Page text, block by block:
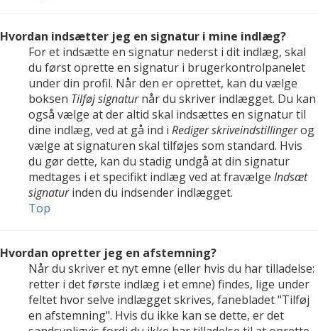
Hvordan indsætter jeg en signatur i mine indlæg?
For et indsætte en signatur nederst i dit indlæg, skal
du først oprette en signatur i brugerkontrolpanelet
under din profil. Når den er oprettet, kan du vælge
boksen Tilføj signaturnår du skriver indlægget. Du kan
også vælge at der altid skal indsættes en signatur til
dine indlæg, ved at gå ind i Rediger skriveindstillingerog
vælge at signaturen skal tilføjes som standard. Hvis
du gør dette, kan du stadig undgå at din signatur
medtages i et specifikt indlæg ved at fravælge Indsæt
signaturinden du indsender indlægget.
Top
Hvordan opretter jeg en afstemning?
Når du skriver et nyt emne (eller hvis du har tilladelse:
retter i det første indlæg i et emne) findes, lige under
feltet hvor selve indlægget skrives, fanebladet "Tilføj
en afstemning". Hvis du ikke kan se dette, er det